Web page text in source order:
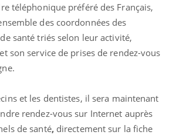
téléphonique préféré des Français,
des coordonnées des
santé triés selon leur activité,
son service de prises de rendez-vous
et les dentistes, il sera maintenant
rendez-vous sur Internet auprès
de santé,directement sur la fiche